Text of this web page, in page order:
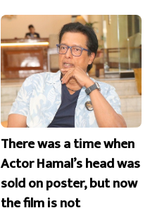
There was a time when
Actor Hamal’s head was
sold on poster, but now
the film is not